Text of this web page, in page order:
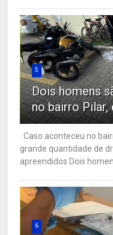
5
Dois homens
no bairro Pilar,
Caso aconteceu no
grande quantidade de
apreendidos Dois
6